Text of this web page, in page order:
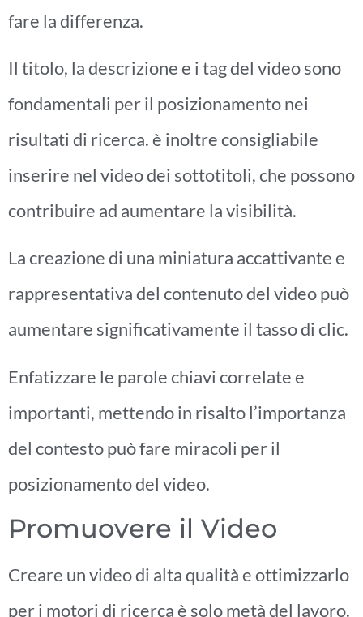
fare la differenza.
Il titolo, la descrizione e i tag del video sono
fondamentali per il posizionamento nei
risultati di ricerca. è inoltre consigliabile
inserire nel video dei sottotitoli, che possono
contribuire ad aumentare la visibilità.
La creazione di una miniatura accattivante e
rappresentativa del contenuto del video può
aumentare significativamente il tasso di clic.
Enfatizzare le parole chiavi correlate e
importanti, mettendo in risalto l’importanza
del contesto può fare miracoli per il
posizionamento del video.
Promuovere il Video
Creare un video di alta qualità e ottimizzarlo
per i motori di ricerca è solo metà del lavoro.